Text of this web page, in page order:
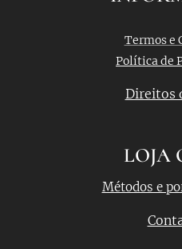
Termos e
Política de
Direitos
LOJA
Métodos e